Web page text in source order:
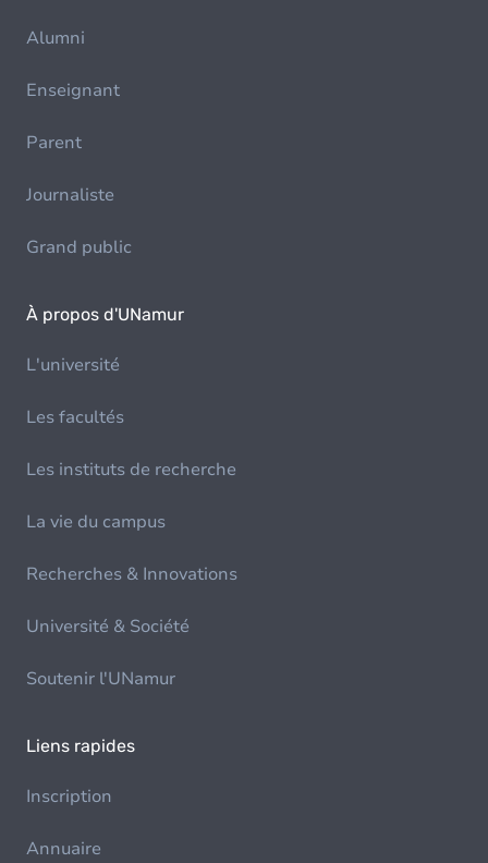
Alumni
Enseignant
Parent
Journaliste
Grand public
À propos d'UNamur
L'université
Les facultés
Les instituts de recherche
La vie du campus
Recherches & Innovations
Université & Société
Soutenir l'UNamur
Liens rapides
Inscription
Annuaire